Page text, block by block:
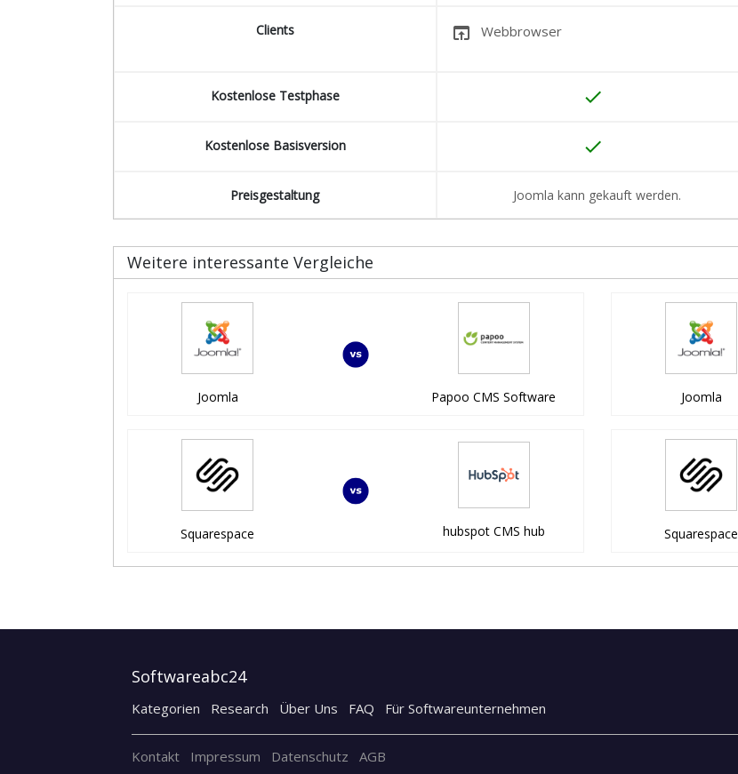
Clients open_in_browser Webbrowser
Kostenlose Testphase done
Kostenlose Basisversion done
Preisgestaltung Joomla kann gekauft werden.
Weitere interessante Vergleiche
Joomla Papoo CMS Software Joomla
Squarespace hubspot CMS hub Squarespace
Softwareabc24
Kategorien Research Über Uns FAQ Für Softwareunternehmen
Kontakt Impressum Datenschutz AGB